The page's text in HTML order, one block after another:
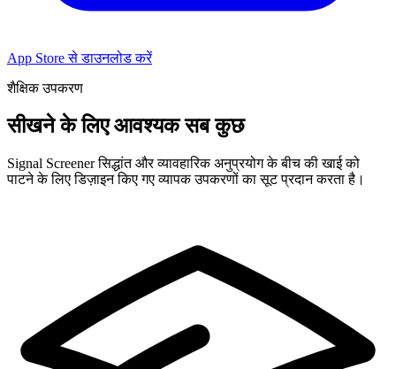
App Store से डाउनलोड करें
शैक्षिक उपकरण
सीखने के लिए आवश्यक सब कुछ
Signal Screener सिद्धांत और व्यावहारिक अनुप्रयोग के बीच की खाई को
पाटने के लिए डिज़ाइन किए गए व्यापक उपकरणों का सूट प्रदान करता है।